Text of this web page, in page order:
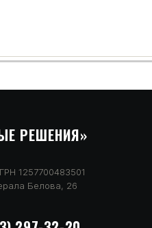
РЕШЕНИЯ»
1257700483501
Белова, 26